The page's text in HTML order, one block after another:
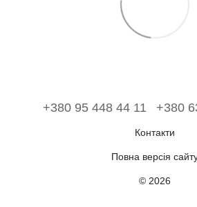
+380 95 448 44 11 +380
Контакти
Повна версія
© 2026